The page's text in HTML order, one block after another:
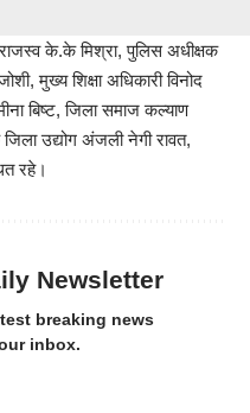
के.के मिश्रा, पुलिस अधीक्षक
मुख्य शिक्षा अधिकारी विनोद
बिष्ट, जिला समाज कल्याण
उद्योग अंजली नेगी रावत,
रहे।
Newsletter
breaking news
inbox.